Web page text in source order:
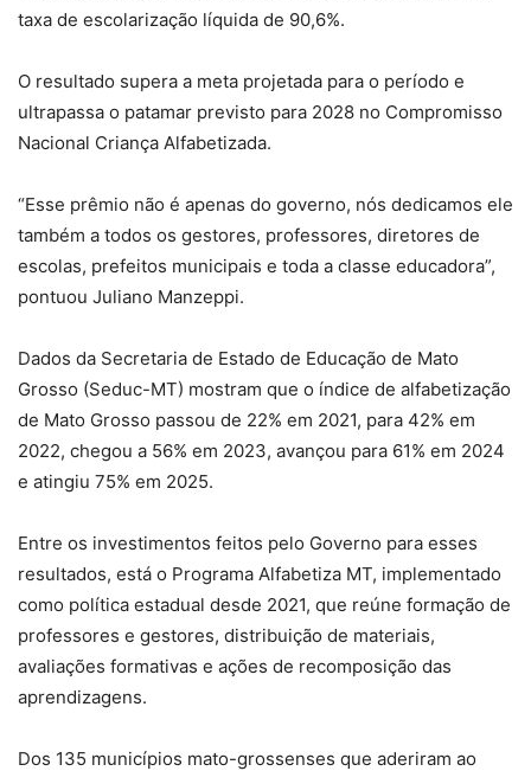
taxa de escolarização líquida de 90,6%.
O resultado supera a meta projetada para o período e
ultrapassa o patamar previsto para 2028 no Compromisso
Nacional Criança Alfabetizada.
“Esse prêmio não é apenas do governo, nós dedicamos ele
também a todos os gestores, professores, diretores de
escolas, prefeitos municipais e toda a classe educadora”,
pontuou Juliano Manzeppi.
Dados da Secretaria de Estado de Educação de Mato
Grosso (Seduc-MT) mostram que o índice de alfabetização
de Mato Grosso passou de 22% em 2021, para 42% em
2022, chegou a 56% em 2023, avançou para 61% em 2024
e atingiu 75% em 2025.
Entre os investimentos feitos pelo Governo para esses
resultados, está o Programa Alfabetiza MT, implementado
como política estadual desde 2021, que reúne formação de
professores e gestores, distribuição de materiais,
avaliações formativas e ações de recomposição das
aprendizagens.
Dos 135 municípios mato-grossenses que aderiram ao